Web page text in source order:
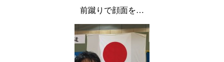
前蹴りで顔面を…